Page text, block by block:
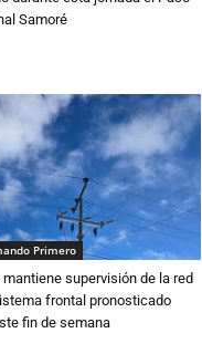
Samoré
Primero
mantiene supervisión de la red
frontal pronosticado
fin de semana